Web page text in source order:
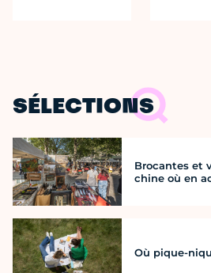
SÉLECTIONS
Brocantes et
chine où en
Où pique-